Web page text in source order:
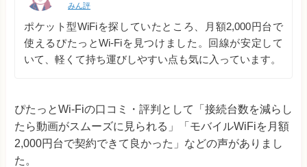
みん評
ポケット型WiFiを探していたところ、月額2,000円台で
使えるぴたっとWi-Fiを見つけました。回線が安定して
いて、軽くて持ち運びしやすい点も気に入っています。
ぴたっとWi-Fiの口コミ・評判として「接続台数を減らし
たら動画がスムーズに見られる」「モバイルWiFiを月額
2,000円台で契約できて良かった」などの声がありまし
た。